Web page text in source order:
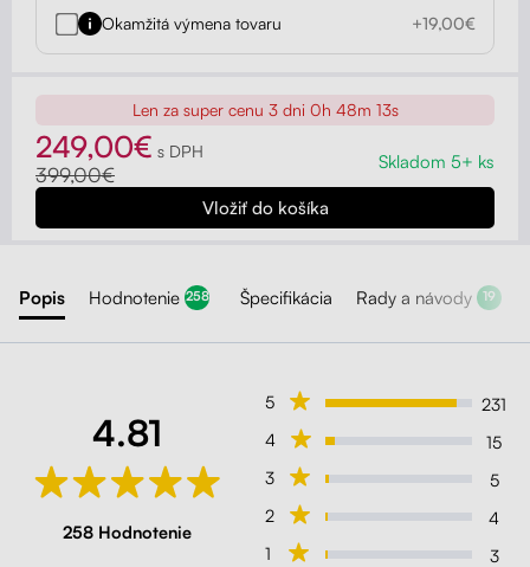
Oranžová
Liftor Active, ružová (sieťovina)
Liftor Active, svetlosivá (sieťovina)
Liftor Active, zelená (sieťovina)
Zelená
Okamžitá výmena tovaru +19,00€
Len za super cenu 3 dni 0h 48m 12s
249,00€ s DPH
399,00€
Skladom 5+ ks
Popis Hodnotenie 258 Špecifikácia Rady a návody 19
4.81
258 Hodnotenie
5
231
4
15
3
5
2
4
1
3